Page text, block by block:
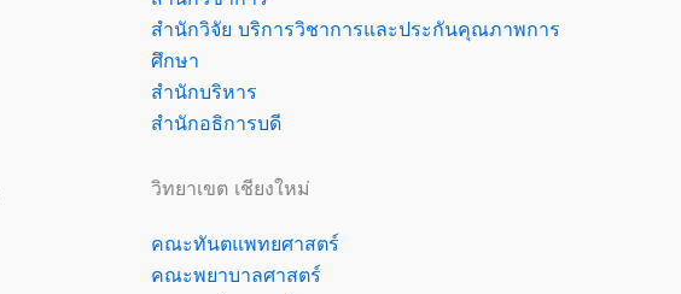
สำนักวิจัย บริการวิชาการและประกันคุณภาพการ
ศึกษา
สำนักบริหาร
สำนักอธิการบดี
วิทยาเขต เชียงใหม่
คณะทันตแพทยศาสตร์
คณะพยาบาลศาสตร์